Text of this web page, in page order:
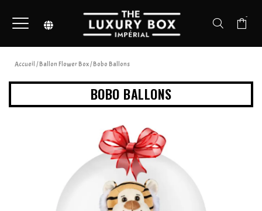
-
Accueil /Ballon Flower Box/ Bobo Ballons
BOBO BALLONS